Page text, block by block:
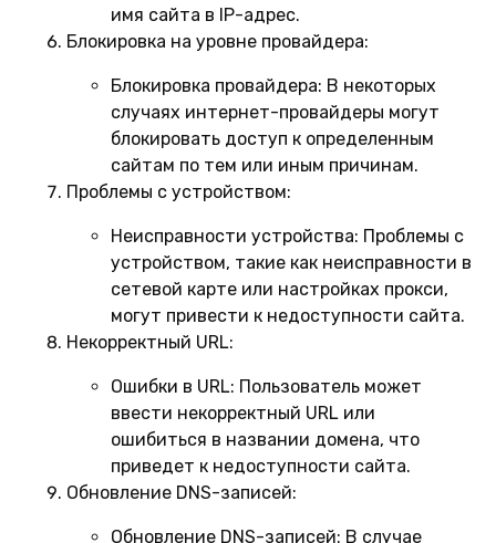
имя сайта в IP-адрес.
Блокировка на уровне провайдера:
Блокировка провайдера: В некоторых
случаях интернет-провайдеры могут
блокировать доступ к определенным
сайтам по тем или иным причинам.
Проблемы с устройством:
Неисправности устройства: Проблемы с
устройством, такие как неисправности в
сетевой карте или настройках прокси,
могут привести к недоступности сайта.
Некорректный URL:
Ошибки в URL: Пользователь может
ввести некорректный URL или
ошибиться в названии домена, что
приведет к недоступности сайта.
Обновление DNS-записей:
Обновление DNS-записей: В случае